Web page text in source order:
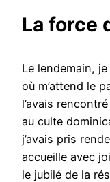
La force
Le lendemain,
où m’attend le
l’avais
au culte
j’avais pris
accueille avec
le jubilé de la